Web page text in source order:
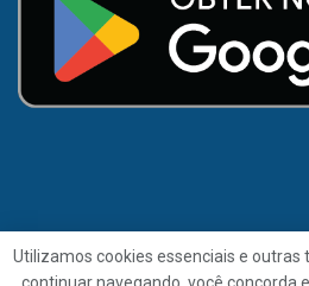
Utilizamos cookies essenciais e outras